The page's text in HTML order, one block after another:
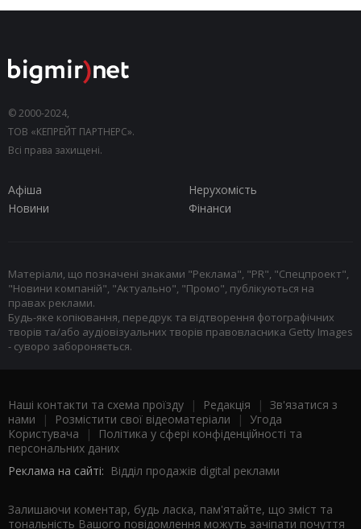
© 2000-2024,
ТОВ «КЕПРЕЙТ ПАРТНЕРС».
Всі права захищені.
Афіша
Нерухомість
Новини
Фінанси
Матеріали, що позначені знаками "Реклама", "PR", "Спецпроект",
"Новини компаній", "Актуально", "Промо", публікуються на
правах реклами.
Будь-яке копіювання, передрук та відтворення фотографічних
творів та/або аудіовізуальних творів правовласника Getty Images
- суворо забороняється.
Наші контакти та схема проїзду | Редакція | Зв'язатися з
нами | Розмістити свої відеоматеріали | Угода
Користувача |
Політика у сфері конфіденційності та
персональних даних
Реклама на сайті: Відділ продажів digital реклами
Залишаючи коментар, будь ласка, пам'ятайте, що зміст та
тональність Вашого повідомлення можуть зачіпати почуття